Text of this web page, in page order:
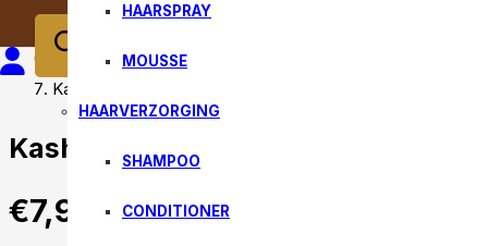
HAARSPRAY
MOUSSE
HAARVERZORGING
SHAMPOO
CONDITIONER
Kammen
Kasho Antistatische Carbon Kam C815
Kasho Antistatische Carbon Kam
€7,99